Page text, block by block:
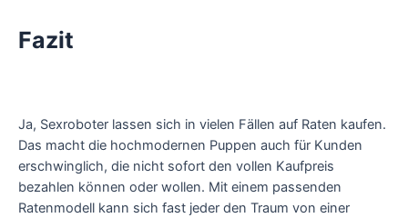
Fazit
Ja, Sexroboter lassen sich in vielen Fällen auf Raten kaufen.
Das macht die hochmodernen Puppen auch für Kunden
erschwinglich, die nicht sofort den vollen Kaufpreis
bezahlen können oder wollen. Mit einem passenden
Ratenmodell kann sich fast jeder den Traum von einer